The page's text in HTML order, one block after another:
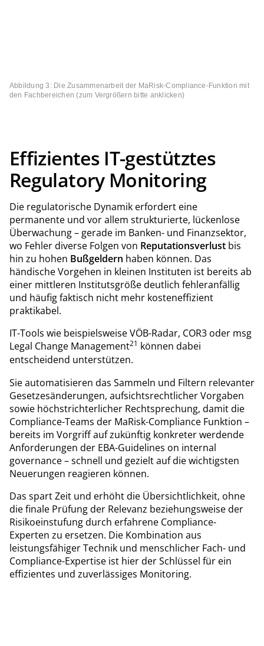
Abbildung 3: Die Zusammenarbeit der MaRisk-Compliance-Funktion mit
den Fachbereichen (zum Vergrößern bitte anklicken)
Effizientes IT-gestütztes
Regulatory Monitoring
Die regulatorische Dynamik erfordert eine
permanente und vor allem strukturierte, lückenlose
Überwachung – gerade im Banken- und Finanzsektor,
wo Fehler diverse Folgen von Reputationsverlust bis
hin zu hohen Bußgeldern haben können. Das
händische Vorgehen in kleinen Instituten ist bereits ab
einer mittleren Institutsgröße deutlich fehleranfällig
und häufig faktisch nicht mehr kosteneffizient
praktikabel.
IT-Tools wie beispielsweise VÖB-Radar, COR3 oder msg
Legal Change Management21 können dabei
entscheidend unterstützen.
Sie automatisieren das Sammeln und Filtern relevanter
Gesetzesänderungen, aufsichtsrechtlicher Vorgaben
sowie höchstrichterlicher Rechtsprechung, damit die
Compliance-Teams der MaRisk-Compliance Funktion –
bereits im Vorgriff auf zukünftig konkreter werdende
Anforderungen der EBA-Guidelines on internal
governance – schnell und gezielt auf die wichtigsten
Neuerungen reagieren können.
Das spart Zeit und erhöht die Übersichtlichkeit, ohne
die finale Prüfung der Relevanz beziehungsweise der
Risikoeinstufung durch erfahrene Compliance-
Experten zu ersetzen. Die Kombination aus
leistungsfähiger Technik und menschlicher Fach- und
Compliance-Expertise ist hier der Schlüssel für ein
effizientes und zuverlässiges Monitoring.